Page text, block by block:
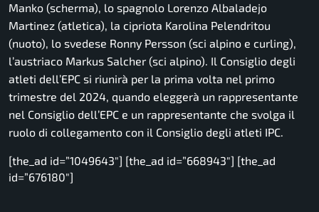
Manko (scherma), lo spagnolo Lorenzo Albaladejo
Martinez (atletica), la cipriota Karolina Pelendritou
(nuoto), lo svedese Ronny Persson (sci alpino e curling),
l’austriaco Markus Salcher (sci alpino). Il Consiglio degli
atleti dell’EPC si riunirà per la prima volta nel primo
trimestre del 2024, quando eleggerà un rappresentante
nel Consiglio dell’EPC e un rappresentante che svolga il
ruolo di collegamento con il Consiglio degli atleti IPC.
[the_ad id=”1049643″] [the_ad id=”668943″] [the_ad
id=”676180″]